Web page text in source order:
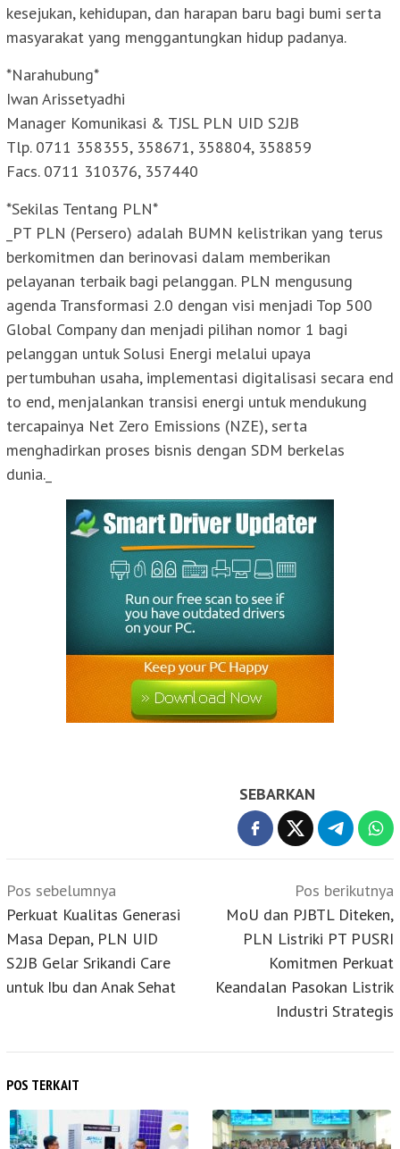
kesejukan, kehidupan, dan harapan baru bagi bumi serta
masyarakat yang menggantungkan hidup padanya.
*Narahubung*
Iwan Arissetyadhi
Manager Komunikasi & TJSL PLN UID S2JB
Tlp. 0711 358355, 358671, 358804, 358859
Facs. 0711 310376, 357440
*Sekilas Tentang PLN*
_PT PLN (Persero) adalah BUMN kelistrikan yang terus
berkomitmen dan berinovasi dalam memberikan
pelayanan terbaik bagi pelanggan. PLN mengusung
agenda Transformasi 2.0 dengan visi menjadi Top 500
Global Company dan menjadi pilihan nomor 1 bagi
pelanggan untuk Solusi Energi melalui upaya
pertumbuhan usaha, implementasi digitalisasi secara end
to end, menjalankan transisi energi untuk mendukung
tercapainya Net Zero Emissions (NZE), serta
menghadirkan proses bisnis dengan SDM berkelas
dunia._
SEBARKAN
Navigasi
pos
Pos sebelumnya
Perkuat Kualitas Generasi
Masa Depan, PLN UID
S2JB Gelar Srikandi Care
untuk Ibu dan Anak Sehat
Pos berikutnya
MoU dan PJBTL Diteken,
PLN Listriki PT PUSRI
Komitmen Perkuat
Keandalan Pasokan Listrik
Industri Strategis
POS TERKAIT